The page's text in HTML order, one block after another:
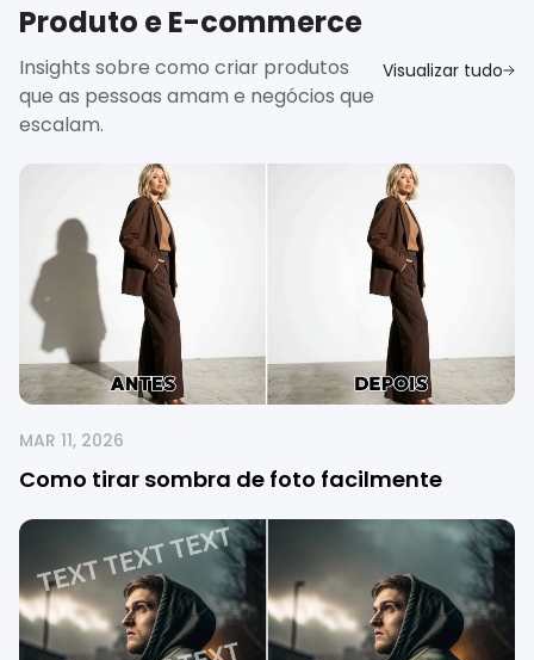
Produto e E-commerce
Insights sobre como criar produtos
que as pessoas amam e negócios que
escalam.
Visualizar tudo
MAR 11, 2026
Como tirar sombra de foto facilmente